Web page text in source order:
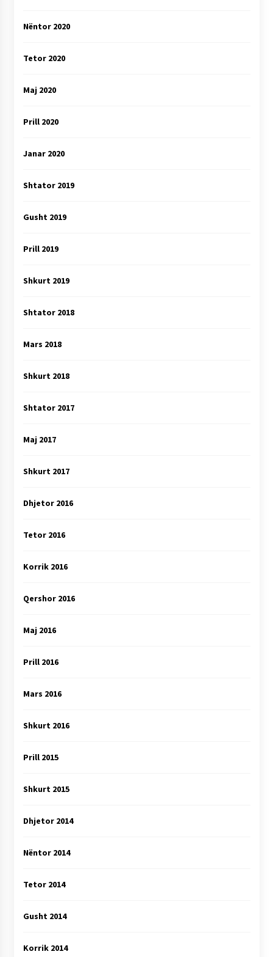
Nëntor 2020
Tetor 2020
Maj 2020
Prill 2020
Janar 2020
Shtator 2019
Gusht 2019
Prill 2019
Shkurt 2019
Shtator 2018
Mars 2018
Shkurt 2018
Shtator 2017
Maj 2017
Shkurt 2017
Dhjetor 2016
Tetor 2016
Korrik 2016
Qershor 2016
Maj 2016
Prill 2016
Mars 2016
Shkurt 2016
Prill 2015
Shkurt 2015
Dhjetor 2014
Nëntor 2014
Tetor 2014
Gusht 2014
Korrik 2014